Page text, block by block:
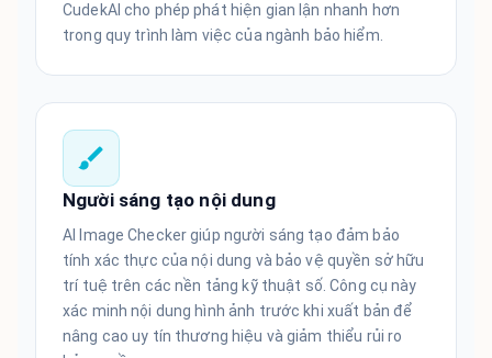
CudekAI cho phép phát hiện gian lận nhanh hơn
trong quy trình làm việc của ngành bảo hiểm.
Người sáng tạo nội dung
AI Image Checker giúp người sáng tạo đảm bảo
tính xác thực của nội dung và bảo vệ quyền sở hữu
trí tuệ trên các nền tảng kỹ thuật số. Công cụ này
xác minh nội dung hình ảnh trước khi xuất bản để
nâng cao uy tín thương hiệu và giảm thiểu rủi ro